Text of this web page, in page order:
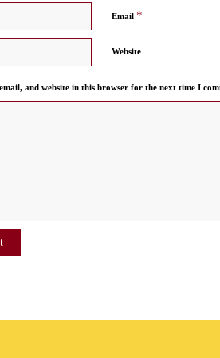
Email *
Website
and website in this browser for the next time I